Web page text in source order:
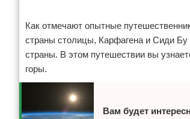
Как отмечают опытные
страны столицы, Карфагена и Сиди Бу
страны. В этом путешествии вы
горы.
Вам будет